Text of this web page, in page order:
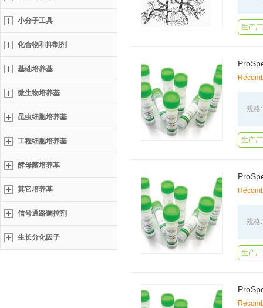
小分子工具
化合物和抑制剂
基础培养基
微生物培养基
昆虫细胞培养基
工程细胞培养基
酵母菌培养基
其它培养基
信号通路调控剂
生长分化因子
生产
规格:
生产
规格:
生产